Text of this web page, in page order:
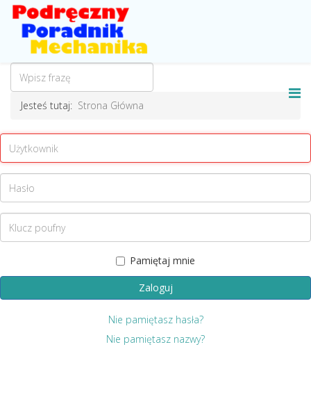
Jesteś tutaj: Strona Główna
Pamiętaj mnie
Zaloguj
Nie pamiętasz hasła?
Nie pamiętasz nazwy?